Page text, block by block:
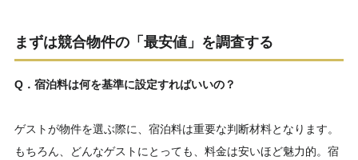
まずは競合物件の「最安値」を調査する
Q．宿泊料は何を基準に設定すればいいの？
ゲストが物件を選ぶ際に、宿泊料は重要な判断材料となります。
もちろん、どんなゲストにとっても、料金は安いほど魅力的。宿